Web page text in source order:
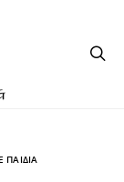
ΠΑΙΔΙΑ